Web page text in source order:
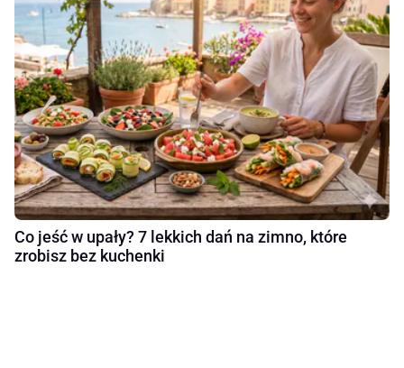
Co jeść w upały? 7 lekkich dań na zimno, które
zrobisz bez kuchenki